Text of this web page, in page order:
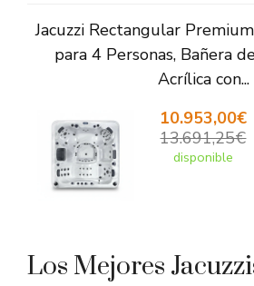
Jacuzzi Rectangular
para 4 Personas, Bañera
Acrílica con...
10.953,00€
13.691,25€
disponible
Los Mejores